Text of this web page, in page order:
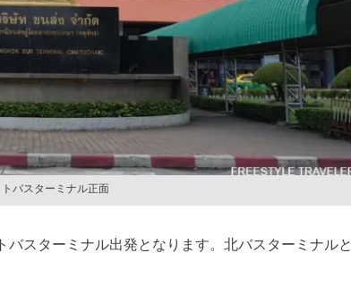
バスターミナル正面
スターミナル出発となります。北バスターミナルと